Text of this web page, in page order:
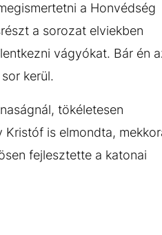
a Honvédség
a sorozat elviekben
vágyókat. Bár én
kerül.
tökéletesen
is elmondta,
fejlesztette a katonai